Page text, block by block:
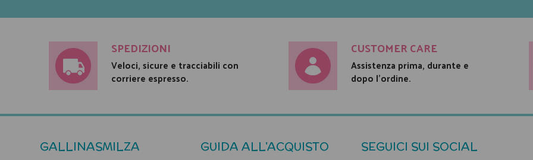
SPEDIZIONI
Veloci, sicure e tracciabili con
corriere espresso.
CUSTOMER CARE
Assistenza prima, durante e
dopo l'ordine.
GALLINASMILZA GUIDA ALL'ACQUISTO SEGUICI SUI SOCIAL